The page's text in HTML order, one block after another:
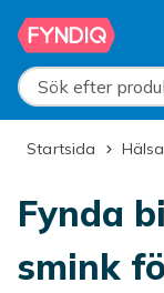
Hoppa till
Sök efter
Startsida
Fynda
smink